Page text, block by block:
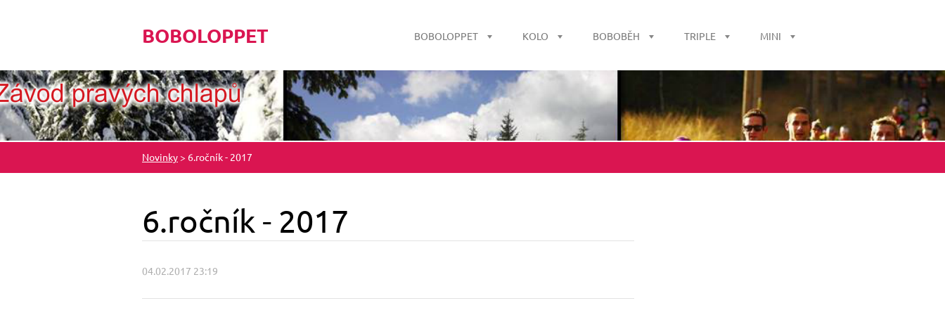
BOBOLOPPET BOBOLOPPET KOLO BOBOBĚH TRIPLE MINI
Novinky > 6.ročník - 2017
6.ročník - 2017
04.02.2017 23:19